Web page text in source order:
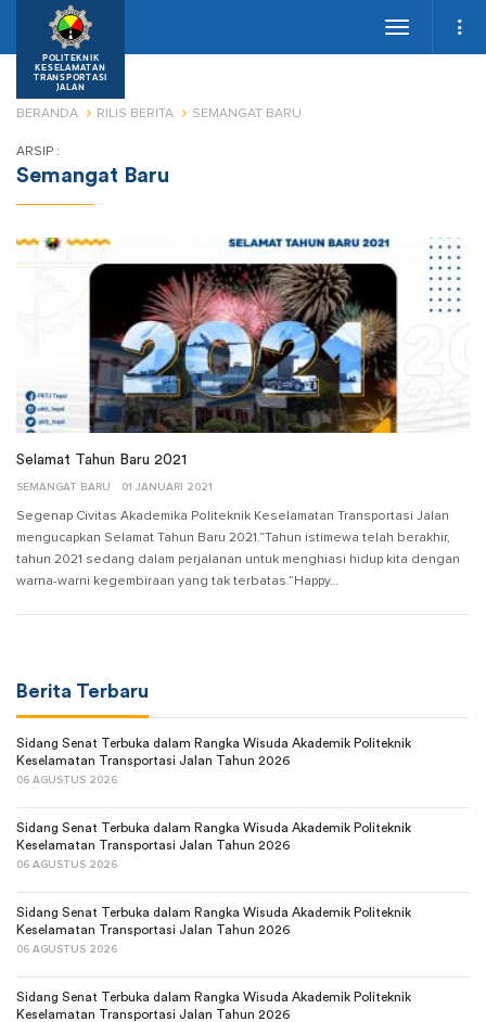
POLITEKNIK
KESELAMATAN
TRANSPORTASI
JALAN
Toggle
BERANDA RILIS BERITA SEMANGAT BARU
ARSIP :
Semangat Baru
Selamat Tahun Baru 2021
SEMANGAT BARU 01 JANUARI 2021
Segenap Civitas Akademika Politeknik Keselamatan Transportasi Jalan
mengucapkan Selamat Tahun Baru 2021.“Tahun istimewa telah berakhir,
tahun 2021 sedang dalam perjalanan untuk menghiasi hidup kita dengan
warna-warni kegembiraan yang tak terbatas.”Happy…
Berita Terbaru
Sidang Senat Terbuka dalam Rangka Wisuda Akademik Politeknik
Keselamatan Transportasi Jalan Tahun 2026
06 AGUSTUS 2026
Sidang Senat Terbuka dalam Rangka Wisuda Akademik Politeknik
Keselamatan Transportasi Jalan Tahun 2026
06 AGUSTUS 2026
Sidang Senat Terbuka dalam Rangka Wisuda Akademik Politeknik
Keselamatan Transportasi Jalan Tahun 2026
06 AGUSTUS 2026
Sidang Senat Terbuka dalam Rangka Wisuda Akademik Politeknik
Keselamatan Transportasi Jalan Tahun 2026